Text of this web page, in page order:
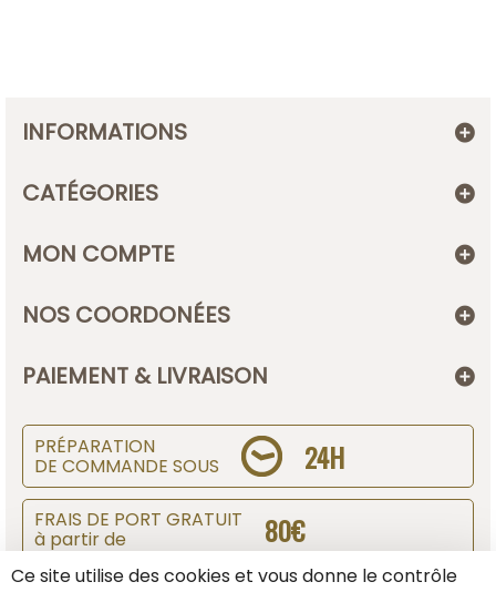
INFORMATIONS
CATÉGORIES
MON COMPTE
NOS COORDONÉES
PAIEMENT & LIVRAISON
PRÉPARATION
DE COMMANDE SOUS 24H
FRAIS DE PORT GRATUIT
à partir de 80€
Ce site utilise des cookies et vous donne le contrôle